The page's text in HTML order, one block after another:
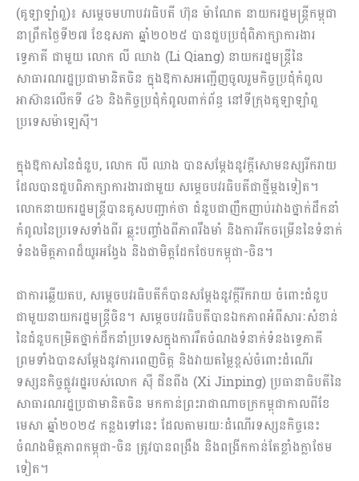
(គូឡាឡាំពួ)៖ សម្តេចមហាបវរធិបតី ហ៊ុន ម៉ាណែត នាយករដ្ឋមន្ត្រីកម្ពុជា
នាព្រឹកថ្ងៃទី២៧ ខែឧសភា ឆ្នាំ២០២៥ បានជួបប្រជុំពិភាក្សាការងារ
ទ្វេភាគី ជាមួយ លោក លី ឈាង (Li Qiang) នាយករដ្ឋមន្ត្រីនៃ
សាធារណរដ្ឋប្រជាមានិតចិន ក្នុងឱកាសអញ្ជើញចូលរួមកិច្ចប្រជុំកំពូល
អាស៊ានលើកទី ៤៦ និងកិច្ចប្រជុំកំពូលពាក់ព័ន្ធ នៅទីក្រុងគូឡាឡាំពួ
ប្រទេសម៉ាឡេស៊ី។
ក្នុងឱកាសនៃជំនួប, លោក លី ឈាង បានសម្តែងនូវក្តីសោមនស្សរីករាយ
ដែលបានជួបពិភាក្សាការងារជាមួយ សម្តេចបវរធិបតីជាថ្មីម្តងទៀត។
លោកនាយករដ្ឋមន្ត្រីបានគូសបញ្ជាក់ថា ជំនួបជាញឹកញាប់រវាងថ្នាក់ដឹកនាំ
កំពូលនៃប្រទេសទាំងពីរ ឆ្លុះបញ្ចាំងពីភាពរឹងមាំ និងការរីកចម្រើននៃទំនាក់
ទំនងមិត្តភាពដ៏យូរអង្វែង និងជាមិត្តដែកថែបកម្ពុជា-ចិន។
ជាការឆ្លើយតប, សម្តេចបវរធិបតីក៏បានសម្តែងនូវក្តីរីករាយ ចំពោះជំនួប
ជាមួយនាយករដ្ឋមន្ត្រីចិន។ សម្តេចបវរធិបតីបានឯកភាពអំពីសារៈសំខាន់
នៃជំនួបកម្រិតថ្នាក់ដឹកនាំប្រទេសក្នុងការរឹតចំណងទំនាក់ទំនងទ្វេភាគី
ព្រមទាំងបានសម្តែងនូវការពេញចិត្ត និងវាយតម្លៃខ្ពស់ចំពោះដំណើរ
ទស្សនកិច្ចផ្លូវរដ្ឋរបស់លោក ស៊ី ជីនពីង (Xi Jinping) ប្រធានាធិបតីនៃ
សាធារណរដ្ឋប្រជាមានិតចិន មកកាន់ព្រះរាជាណាចក្រកម្ពុជាកាលពីខែ
មេសា ឆ្នាំ២០២៥ កន្លងទៅនេះ ដែលតាមរយៈដំណើរទស្សនកិច្ចនេះ
ចំណងមិត្តភាពកម្ពុជា-ចិន ត្រូវបានពង្រឹង និងពង្រីកកាន់តែខ្លាំងក្លាថែម
ទៀត។